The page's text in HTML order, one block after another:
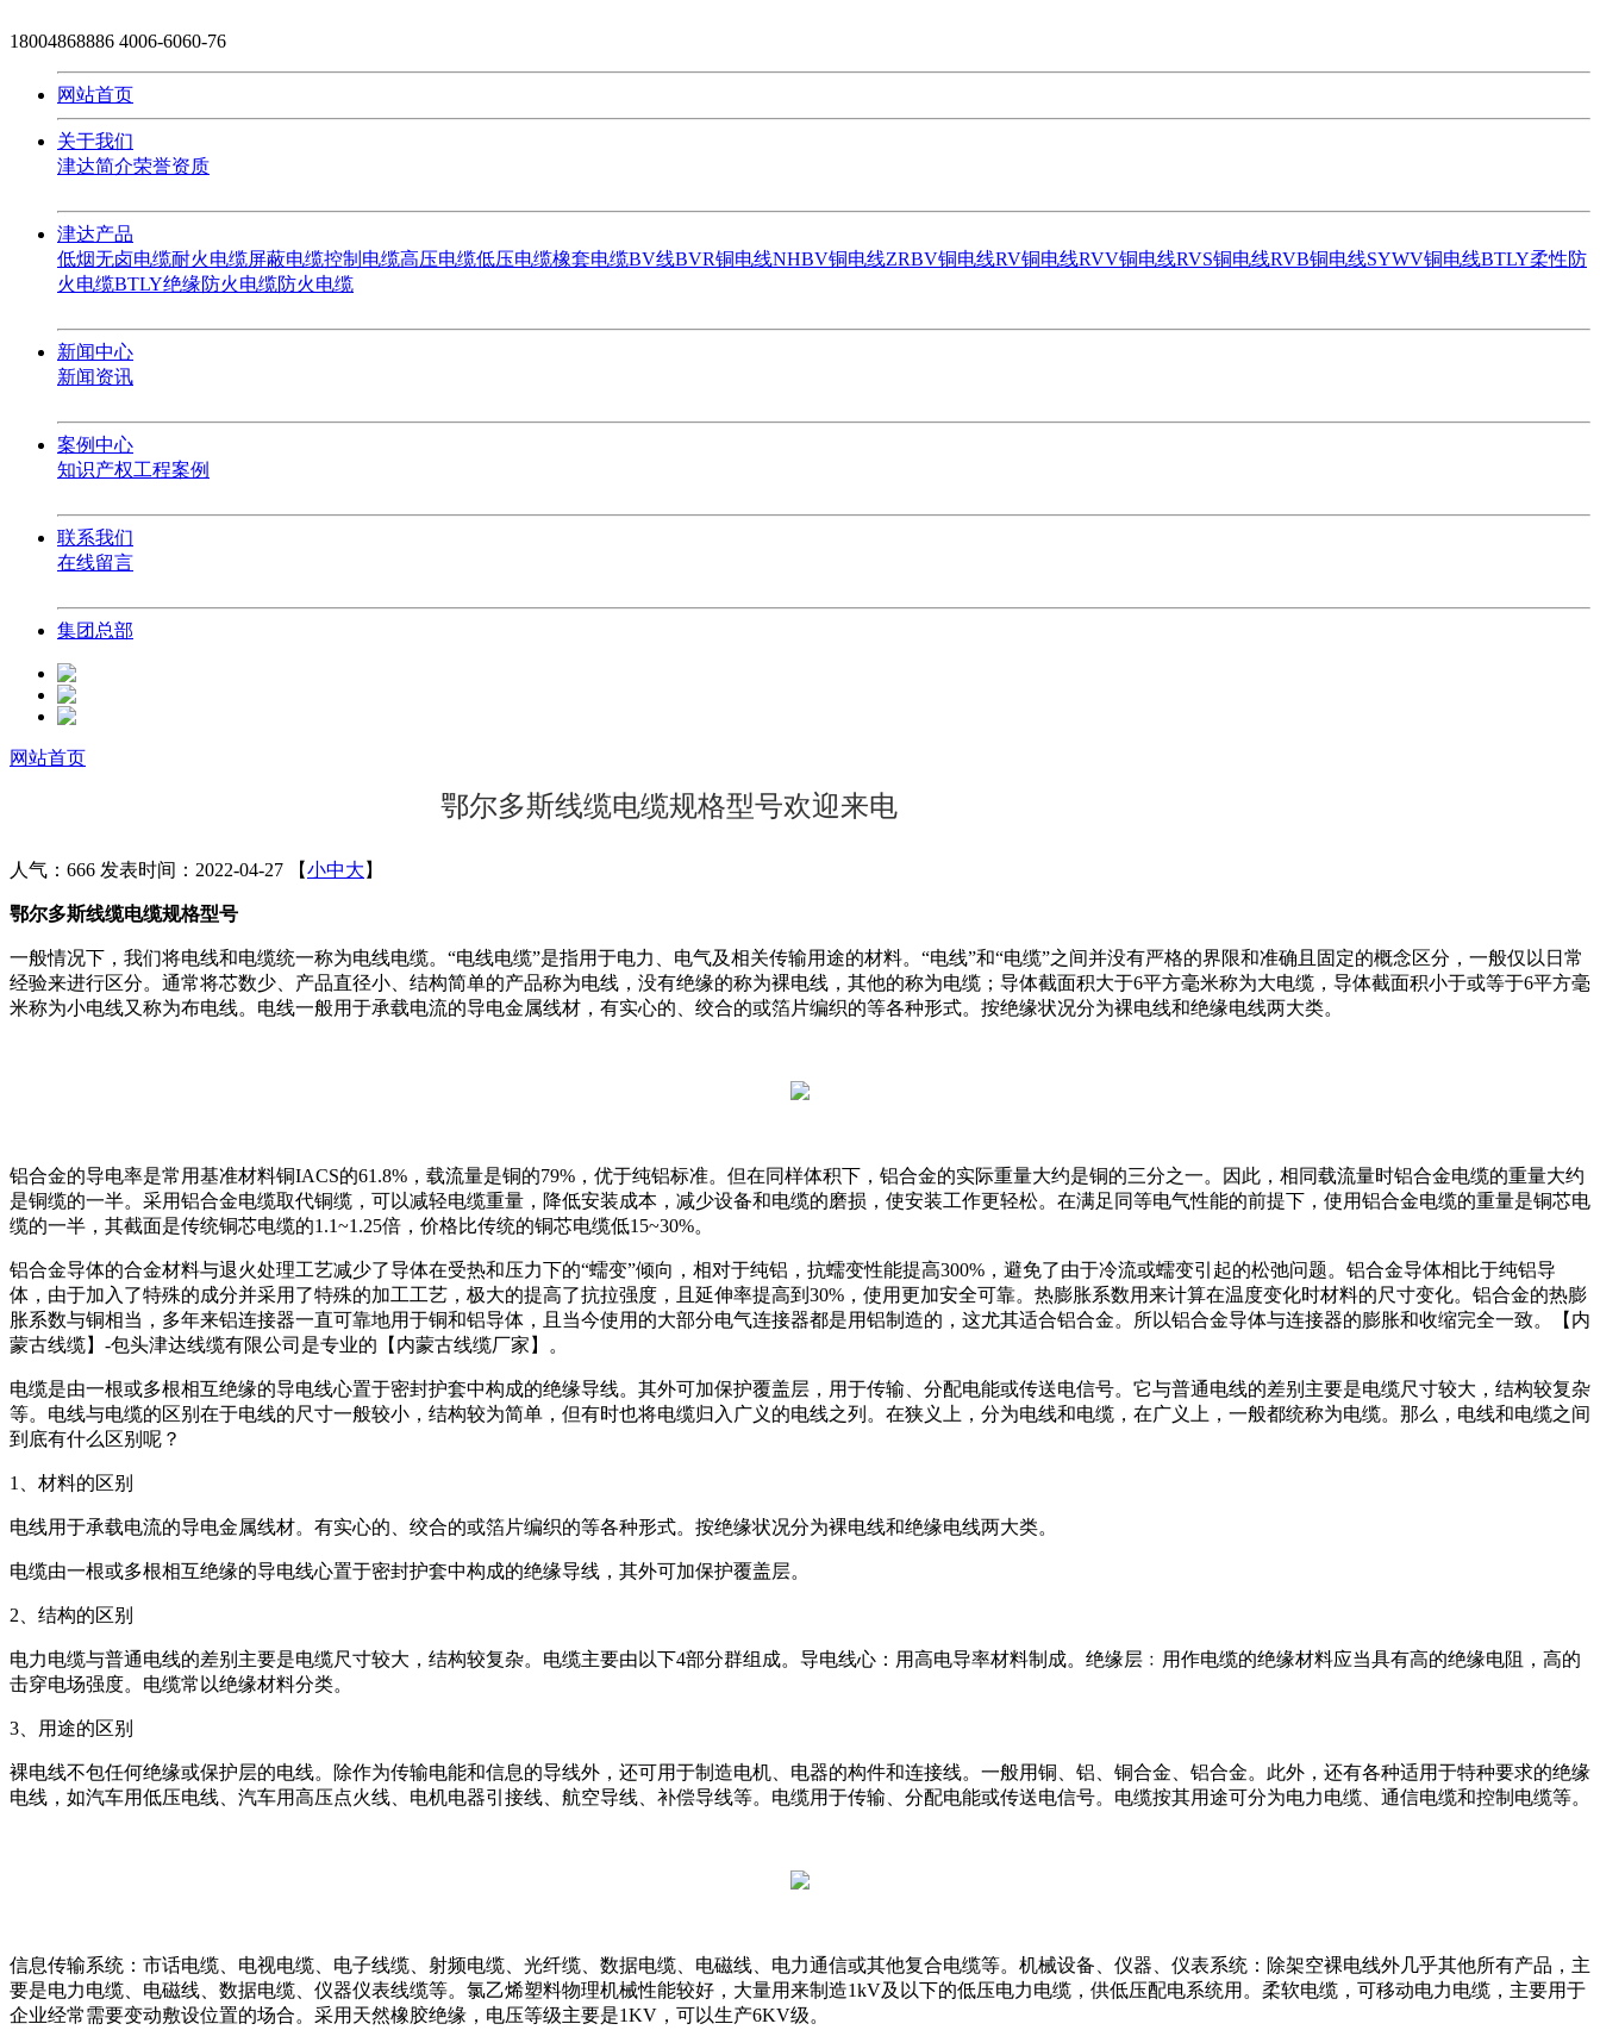
18004868886 4006-6060-76
网站首页
关于我们
津达简介荣誉资质
津达产品
低烟无卤电缆耐火电缆屏蔽电缆控制电缆高压电缆低压电缆橡套电缆BV线BVR铜电线NHBV铜电线ZRBV铜电线RV铜电线RVV铜电线RVS铜电线RVB铜电线SYWV铜电线BTLY柔性防
火电缆BTLY绝缘防火电缆防火电缆
新闻中心
新闻资讯
案例中心
知识产权工程案例
联系我们
在线留言
集团总部
网站首页
鄂尔多斯线缆电缆规格型号欢迎来电
人气：666 发表时间：2022-04-27 【小中大 】
鄂尔多斯线缆电缆规格型号
一般情况下，我们将电线和电缆统一称为电线电缆。“电线电缆”是指用于电力、电气及相关传输用途的材料。“电线”和“电缆”之间并没有严格的界限和准确且固定的概念区分，一般仅以日常
经验来进行区分。通常将芯数少、产品直径小、结构简单的产品称为电线，没有绝缘的称为裸电线，其他的称为电缆；导体截面积大于6平方毫米称为大电缆，导体截面积小于或等于6平方毫
米称为小电线又称为布电线。电线一般用于承载电流的导电金属线材，有实心的、绞合的或箔片编织的等各种形式。按绝缘状况分为裸电线和绝缘电线两大类。
铝合金的导电率是常用基准材料铜IACS的61.8%，载流量是铜的79%，优于纯铝标准。但在同样体积下，铝合金的实际重量大约是铜的三分之一。因此，相同载流量时铝合金电缆的重量大约
是铜缆的一半。采用铝合金电缆取代铜缆，可以减轻电缆重量，降低安装成本，减少设备和电缆的磨损，使安装工作更轻松。在满足同等电气性能的前提下，使用铝合金电缆的重量是铜芯电
缆的一半，其截面是传统铜芯电缆的1.1~1.25倍，价格比传统的铜芯电缆低15~30%。
铝合金导体的合金材料与退火处理工艺减少了导体在受热和压力下的“蠕变”倾向，相对于纯铝，抗蠕变性能提高300%，避免了由于冷流或蠕变引起的松弛问题。铝合金导体相比于纯铝导
体，由于加入了特殊的成分并采用了特殊的加工工艺，极大的提高了抗拉强度，且延伸率提高到30%，使用更加安全可靠。热膨胀系数用来计算在温度变化时材料的尺寸变化。铝合金的热膨
胀系数与铜相当，多年来铝连接器一直可靠地用于铜和铝导体，且当今使用的大部分电气连接器都是用铝制造的，这尤其适合铝合金。所以铝合金导体与连接器的膨胀和收缩完全一致。【内
蒙古线缆】-包头津达线缆有限公司是专业的【内蒙古线缆厂家】。
电缆是由一根或多根相互绝缘的导电线心置于密封护套中构成的绝缘导线。其外可加保护覆盖层，用于传输、分配电能或传送电信号。它与普通电线的差别主要是电缆尺寸较大，结构较复杂
等。电线与电缆的区别在于电线的尺寸一般较小，结构较为简单，但有时也将电缆归入广义的电线之列。在狭义上，分为电线和电缆，在广义上，一般都统称为电缆。那么，电线和电缆之间
到底有什么区别呢？
1、材料的区别
电线用于承载电流的导电金属线材。有实心的、绞合的或箔片编织的等各种形式。按绝缘状况分为裸电线和绝缘电线两大类。
电缆由一根或多根相互绝缘的导电线心置于密封护套中构成的绝缘导线，其外可加保护覆盖层。
2、结构的区别
电力电缆与普通电线的差别主要是电缆尺寸较大，结构较复杂。电缆主要由以下4部分群组成。导电线心：用高电导率材料制成。绝缘层﹕用作电缆的绝缘材料应当具有高的绝缘电阻，高的
击穿电场强度。电缆常以绝缘材料分类。
3、用途的区别
裸电线不包任何绝缘或保护层的电线。除作为传输电能和信息的导线外，还可用于制造电机、电器的构件和连接线。一般用铜、铝、铜合金、铝合金。此外，还有各种适用于特种要求的绝缘
电线，如汽车用低压电线、汽车用高压点火线、电机电器引接线、航空导线、补偿导线等。电缆用于传输、分配电能或传送电信号。电缆按其用途可分为电力电缆、通信电缆和控制电缆等。
信息传输系统：市话电缆、电视电缆、电子线缆、射频电缆、光纤缆、数据电缆、电磁线、电力通信或其他复合电缆等。机械设备、仪器、仪表系统：除架空裸电线外几乎其他所有产品，主
要是电力电缆、电磁线、数据电缆、仪器仪表线缆等。氯乙烯塑料物理机械性能较好，大量用来制造1kV及以下的低压电力电缆，供低压配电系统用。柔软电缆，可移动电力电缆，主要用于
企业经常需要变动敷设位置的场合。采用天然橡胶绝缘，电压等级主要是1KV，可以生产6KV级。